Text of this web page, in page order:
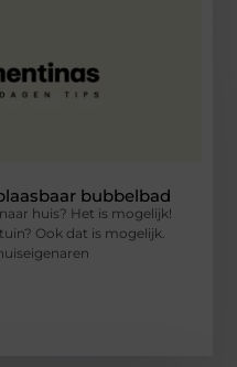
bubbelbad
huis? Het is mogelijk!
Ook dat is mogelijk.